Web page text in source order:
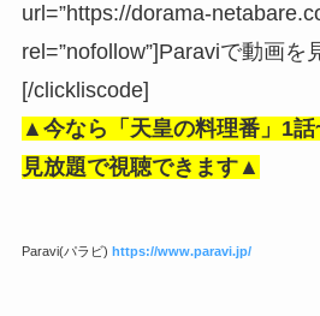
url=”https://dorama-
rel=”nofollow”]Paraviで動画を
[/clickliscode]
▲今なら「天皇の料理番」1話
見放題で視聴できます▲
Paravi(パラビ) https://www.paravi.jp/